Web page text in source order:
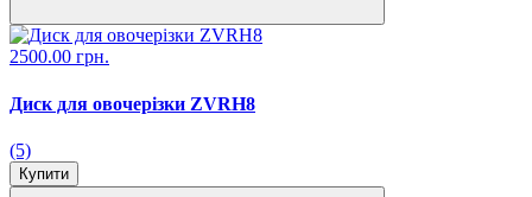
2500.00 грн.
Диск для овочерізки ZVRH8
(5)
Купити